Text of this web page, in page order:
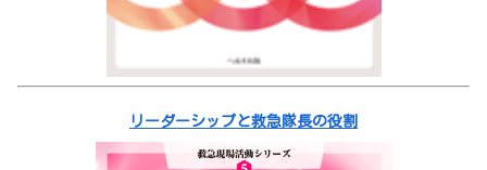
リーダーシップと救急隊長の役割